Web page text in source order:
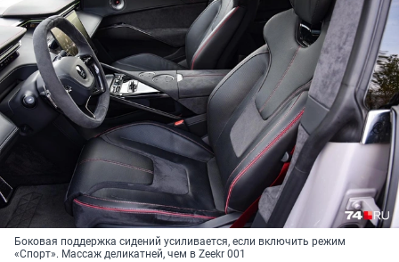
Боковая поддержка сидений усиливается, если включить режим
«Спорт». Массаж деликатней, чем в Zeekr 001